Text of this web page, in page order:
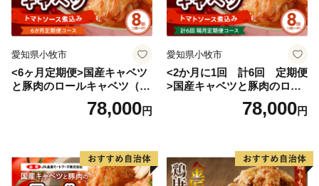
愛知県小牧市
<6ヶ月定期便>国産キャベツ
と豚肉のロールキャベツ（4P
78,000円
愛知県小牧市
<2か月に1回 計6回 定期便
>国産キャベツと豚肉のロー
ルキャベツ（4P入り）
78,000円